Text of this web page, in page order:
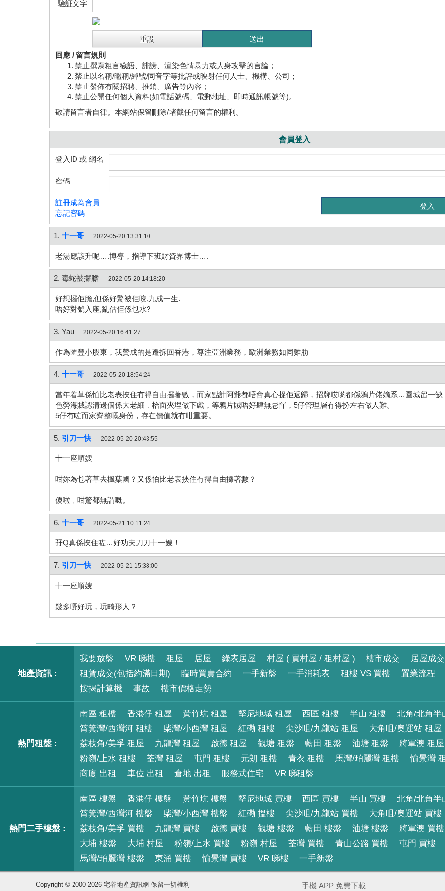
驗証文字
回應 / 留言規則
禁止撰寫粗言穢語、誹謗、渲染色情暴力或人身攻擊的言論；
禁止以名稱/暱稱/綽號/同音字等批評或映射任何人士、機構、公司；
禁止發佈有關招聘、推銷、廣告等內容；
禁止公開任何個人資料(如電話號碼、電郵地址、即時通訊帳號等)。
敬請留言者自律。本網站保留刪除/堵截任何留言的權利。
會員登入
登入ID 或 網名
密碼
註冊成為會員
忘記密碼
1. 十一哥 2022-05-20 13:31:10
老湯應該升呢….博導，指導下班財資界博士….
2. 毒蛇被攞膽 2022-05-20 14:18:20
好想攞佢膽,但係好驚被佢咬,九成一生.
唔好對號入座,亂估佢係乜水?
3. Yau 2022-05-20 16:41:27
作為匯豐小股東，我贊成的是遷拆回香港，尊注亞洲業務，歐洲業務如同雞肋
4. 十一哥 2022-05-20 18:54:24
當年着草係怕比老表挾住冇得自由攞著數，而家點計阿爺都唔會真心捉佢返歸，招牌哎喲都係鴉片佬嫡系…圍城留一缺
色勞海賊認清邊個係大老細，枱面夾埋做下戲，等鴉片賊唔好肆無忌憚，5仔管理層冇得扮左右做人難。
5仔冇咗而家齊整嘅身份，存在價值就冇咁重要。
5. 引刀一快 2022-05-20 20:43:55
十一座順嫂
咁妳為乜著草去楓葉國？又係怕比老表挾住冇得自由攞著數？
傻啦，咁驚都無謂嘅。
6. 十一哥 2022-05-21 10:11:24
孖Q真係挾住咗…好功夫刀刀十一嫂！
7. 引刀一快 2022-05-21 15:38:00
十一座順嫂
幾多嘢好玩，玩畸形人？
地產資訊 :
我要放盤 VR 睇樓 租屋 居屋 綠表居屋 村屋 ( 買村屋 / 租村屋 ) 樓市成交 居屋成
租賃成交(包括約滿日期)
臨時買賣合約 一手新盤 一手消耗表 租樓 VS 買樓 置業流程
按揭計算機
事故 樓市價格走勢
熱門租盤 :
南區 租樓 香港仔 租屋 黃竹坑 租屋 堅尼地城 租屋 西區 租樓 半山 租樓 北角/北角半
筲箕灣/西灣河 租樓
柴灣/小西灣 租屋 紅磡 租樓 尖沙咀/九龍站 租屋 大角咀/奧運站 租屋
荔枝角/美孚 租屋
九龍灣 租屋 啟德 租屋 觀塘 租盤 藍田 租盤 油塘 租盤 將軍澳 租屋
粉嶺/上水 租樓
荃灣 租屋 屯門 租樓 元朗 租樓 青衣 租樓 馬灣/珀麗灣 租樓 愉景灣
商廈 出租
車位 出租 倉地 出租 服務式住宅 VR 睇租盤
熱門二手樓盤 :
南區 樓盤 香港仔 樓盤 黃竹坑 樓盤 堅尼地城 買樓 西區 買樓 半山 買樓 北角/北角半
筲箕灣/西灣河 樓盤
柴灣/小西灣 樓盤 紅磡 搵樓 尖沙咀/九龍站 買樓 大角咀/奧運站 買樓
荔枝角/美孚 買樓
九龍灣 買樓 啟德 買樓 觀塘 樓盤 藍田 樓盤 油塘 樓盤 將軍澳 買樓
大埔 樓盤
大埔 村屋 粉嶺/上水 買樓 粉嶺 村屋 荃灣 買樓 青山公路 買樓 屯門 買樓
馬灣/珀麗灣 樓盤
東涌 買樓 愉景灣 買樓 VR 睇樓 一手新盤
Copyright © 2000-2026 宅谷地產資訊網 保留一切權利
手機 APP 免費下載